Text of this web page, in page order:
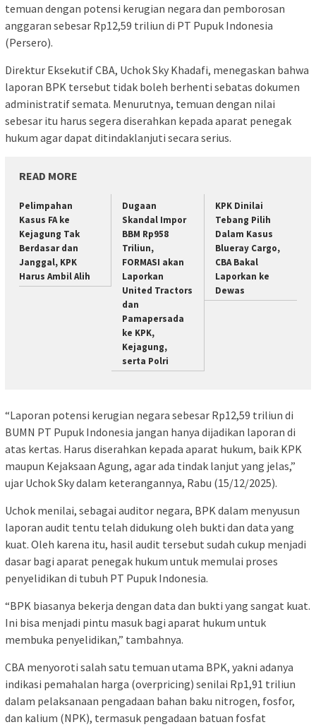
temuan dengan potensi kerugian negara dan pemborosan
anggaran sebesar Rp12,59 triliun di PT Pupuk Indonesia
(Persero).
Direktur Eksekutif CBA, Uchok Sky Khadafi, menegaskan bahwa
laporan BPK tersebut tidak boleh berhenti sebatas dokumen
administratif semata. Menurutnya, temuan dengan nilai
sebesar itu harus segera diserahkan kepada aparat penegak
hukum agar dapat ditindaklanjuti secara serius.
READ MORE
Pelimpahan
Kasus FA ke
Kejagung Tak
Berdasar dan
Janggal, KPK
Harus Ambil Alih
Dugaan
Skandal Impor
BBM Rp958
Triliun,
FORMASI akan
Laporkan
United Tractors
dan
Pamapersada
ke KPK,
Kejagung,
serta Polri
KPK Dinilai
Tebang Pilih
Dalam Kasus
Blueray Cargo,
CBA Bakal
Laporkan ke
Dewas
“Laporan potensi kerugian negara sebesar Rp12,59 triliun di
BUMN PT Pupuk Indonesia jangan hanya dijadikan laporan di
atas kertas. Harus diserahkan kepada aparat hukum, baik KPK
maupun Kejaksaan Agung, agar ada tindak lanjut yang jelas,”
ujar Uchok Sky dalam keterangannya, Rabu (15/12/2025).
Uchok menilai, sebagai auditor negara, BPK dalam menyusun
laporan audit tentu telah didukung oleh bukti dan data yang
kuat. Oleh karena itu, hasil audit tersebut sudah cukup menjadi
dasar bagi aparat penegak hukum untuk memulai proses
penyelidikan di tubuh PT Pupuk Indonesia.
“BPK biasanya bekerja dengan data dan bukti yang sangat kuat.
Ini bisa menjadi pintu masuk bagi aparat hukum untuk
membuka penyelidikan,” tambahnya.
CBA menyoroti salah satu temuan utama BPK, yakni adanya
indikasi pemahalan harga (overpricing) senilai Rp1,91 triliun
dalam pelaksanaan pengadaan bahan baku nitrogen, fosfor,
dan kalium (NPK), termasuk pengadaan batuan fosfat